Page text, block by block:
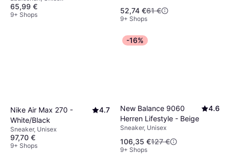
65,99 €
9+ Shops 52,74 €61 €
9+ Shops
Nike Air Max 270 -
White/Black
4.7
Sneaker, Unisex
97,70 €
9+ Shops
-16%
New Balance 9060
Herren Lifestyle - Beige
4.6
Sneaker, Unisex
106,35 €127 €
9+ Shops